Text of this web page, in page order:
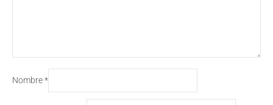
Nombre*